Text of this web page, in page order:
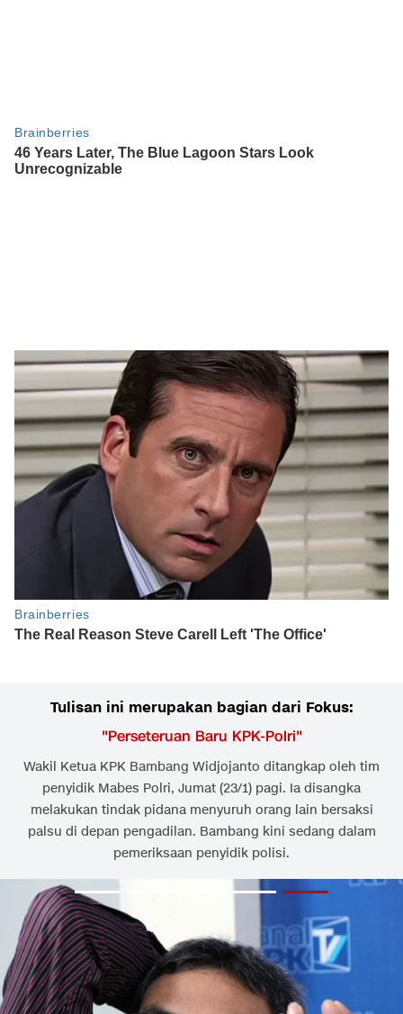
Tulisan ini merupakan bagian dari Fokus:
"Perseteruan Baru KPK-Polri"
Wakil Ketua KPK Bambang Widjojanto ditangkap oleh tim
penyidik Mabes Polri, Jumat (23/1) pagi. Ia disangka
melakukan tindak pidana menyuruh orang lain bersaksi
palsu di depan pengadilan. Bambang kini sedang dalam
pemeriksaan penyidik polisi.